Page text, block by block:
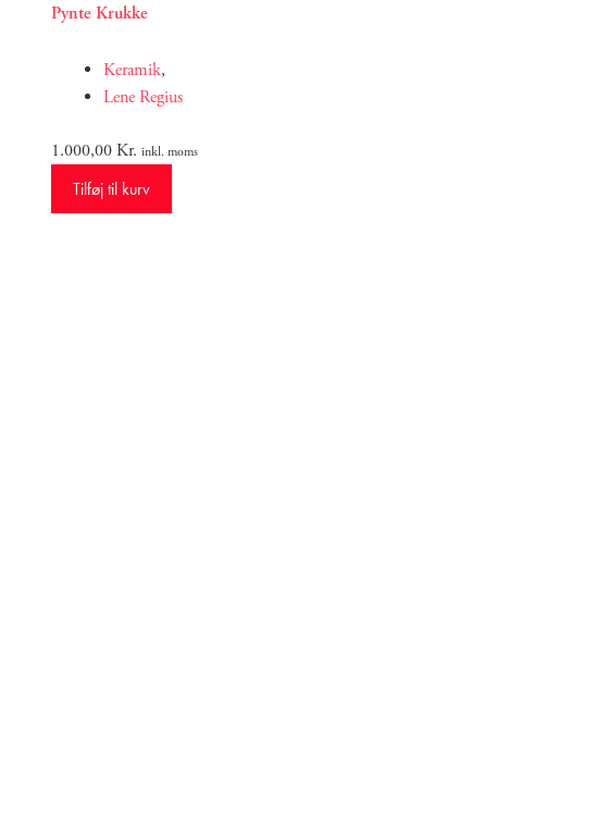
Pynte Krukke
Keramik,
Lene Regius
1.000,00Kr. inkl. moms
Tilføj til kurv